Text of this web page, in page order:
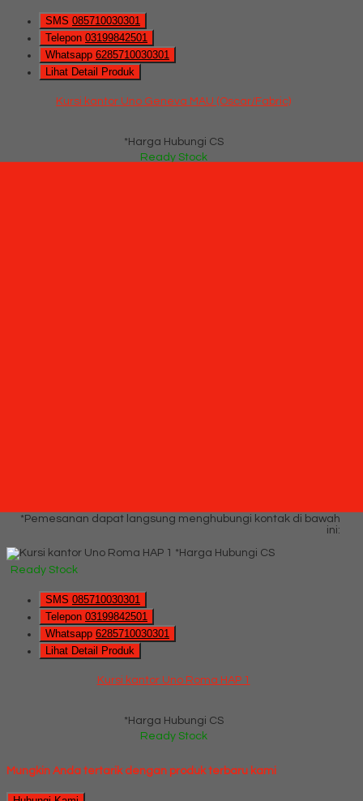
SMS 085710030301
Telepon 03199842501
Whatsapp 6285710030301
Lihat Detail Produk
Kursi kantor Uno Geneva MAU (Oscar/Fabric)
*Harga Hubungi CS
Ready Stock
*Pemesanan dapat langsung menghubungi kontak di bawah
ini:
*Harga Hubungi CS
Ready Stock
SMS 085710030301
Telepon 03199842501
Whatsapp 6285710030301
Lihat Detail Produk
Kursi kantor Uno Roma HAP 1
*Harga Hubungi CS
Ready Stock
Mungkin Anda tertarik dengan produk terbaru kami